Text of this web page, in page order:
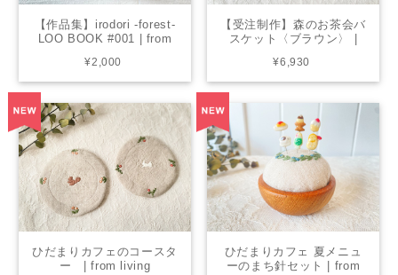
【作品集】irodori -forest-
LOO BOOK #001 | from
¥2,000
【受注制作】森のお茶会バ
スケット〈ブラウン〉 |
¥6,930
ひだまりカフェのコースタ
ー | from living
ひだまりカフェ 夏メニュ
ーのまち針セット | from